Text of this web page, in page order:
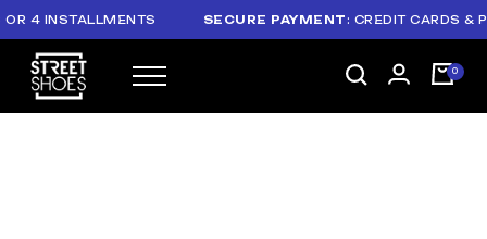
INSTALLMENTS SECURE PAYMENT: CREDIT CARDS &